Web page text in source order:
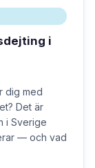
i
dig med
Det är
i Sverige
— och vad